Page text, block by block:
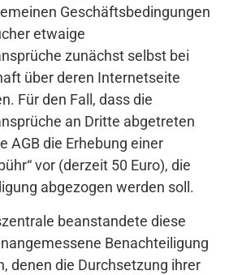
Geschäftsbedingungen
etwaige
zunächst selbst bei
über deren Internetseite
Für den Fall, dass die
an Dritte abgetreten
AGB die Erhebung einer
vor (derzeit 50 Euro), die
abgezogen werden soll.
beanstandete diese
Benachteiligung
denen die Durchsetzung ihrer